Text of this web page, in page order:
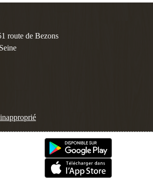
route de Bezons